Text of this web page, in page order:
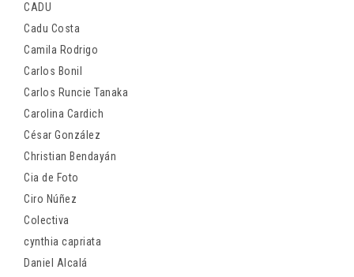
CADU
Cadu Costa
Camila Rodrigo
Carlos Bonil
Carlos Runcie Tanaka
Carolina Cardich
César González
Christian Bendayán
Cia de Foto
Ciro Núñez
Colectiva
cynthia capriata
Daniel Alcalá